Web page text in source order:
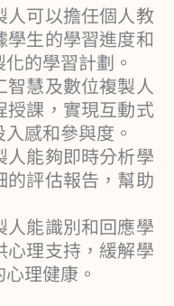
人可以擔任個人教
生的學習進度和
的學習計劃。
智慧及數位複製人
授課，實現互動式
感和參與度。
人能夠即時分析學
的評估報告，幫助
人能識別和回應學
心理支持，緩解學
理健康。